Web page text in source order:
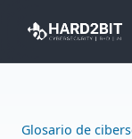
Glosario de